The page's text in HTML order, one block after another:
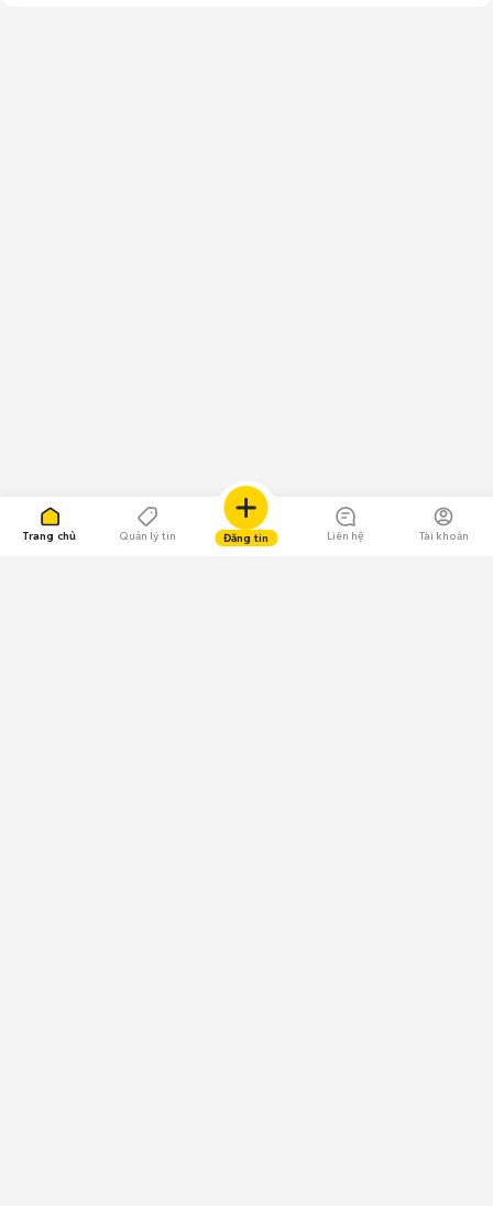
Trang chủ Quản lý tin Đăng tin Liên hệ Tài khoản